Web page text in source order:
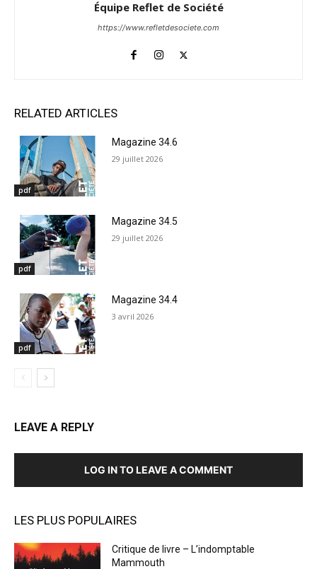
Équipe Reflet de Société
https://www.refletdesociete.com
RELATED ARTICLES
pdf
Magazine 34.6
29 juillet 2026
pdf
Magazine 34.5
29 juillet 2026
pdf
Magazine 34.4
3 avril 2026
LEAVE A REPLY
LOG IN TO LEAVE A COMMENT
LES PLUS POPULAIRES
Critique de livre – L’indomptable
Mammouth